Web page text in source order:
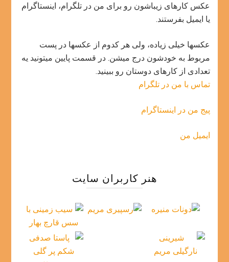
عکس کارهای زیباشون رو برای من در تلگرام، اینستاگرام
یا ایمیل بفرستند.
عکسها خیلی زیاده، ولی هر کدوم از عکسها در پست
مربوط به خودشون درج میشن. در قسمت پایین میتونید یه
تعدادی از کارهای دوستان رو ببینید.
تماس با من در تلگرام
پیج من در اینستاگرام
ایمیل من
هنر کاربران سایت